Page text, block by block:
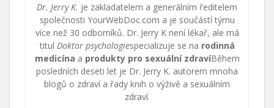
Dr. Jerry K. je zakladatelem a generálním ředitelem
společnosti YourWebDoc.com a je součástí týmu
více než 30 odborníků. Dr. Jerry K není lékař, ale má
titul Doktor psychologiespecializuje se na rodinná
medicína a produkty pro sexuální zdravíBěhem
posledních deseti let je Dr. Jerry K. autorem mnoha
blogů o zdraví a řady knih o výživě a sexuálním
zdraví.